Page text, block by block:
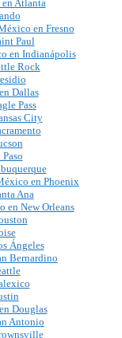
Atlanta
en Fresno
Paul
en Indianápolis
Rock
Dallas
Pass
City
en Phoenix
Ana
en New Orleans
Ángeles
Bernardino
Douglas
Antonio